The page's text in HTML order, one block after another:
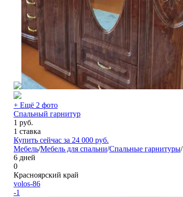
+ Ещё 2 фото
Спальный гарнитур
1 руб.
1 ставка
Купить сейчас за 24 000 руб.
Мебель/Мебель для спальни/Спальные гарнитуры/
6 дней
0
Красноярский край
volos-86
-1